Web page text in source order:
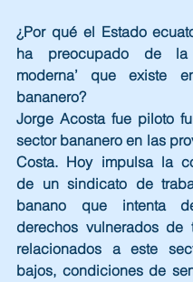
¿Por qué el Estado
ha preocupado de la
moderna’ que existe
bananero?
Jorge Acosta fue piloto
sector bananero en las
Costa. Hoy impulsa la
de un sindicato de
banano que intenta
derechos vulnerados de
relacionados a este
bajos, condiciones de